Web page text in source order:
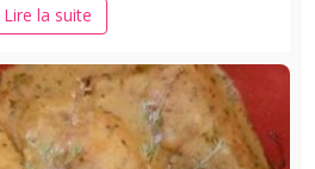
Lire la suite